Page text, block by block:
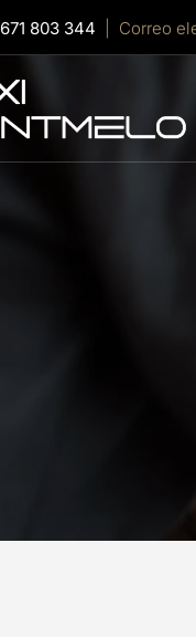
671 803 344 | Correo